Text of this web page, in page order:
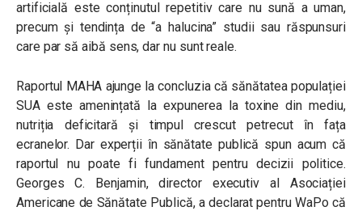
artificială este conținutul repetitiv care nu sună a uman,
precum și tendința de “a halucina” studii sau răspunsuri
care par să aibă sens, dar nu sunt reale.
Raportul MAHA ajunge la concluzia că sănătatea populației
SUA este amenințată la expunerea la toxine din mediu,
nutriția deficitară și timpul crescut petrecut în fața
ecranelor. Dar experții în sănătate publică spun acum că
raportul nu poate fi fundament pentru decizii politice.
Georges C. Benjamin, director executiv al Asociației
Americane de Sănătate Publică, a declarat pentru WaPo că